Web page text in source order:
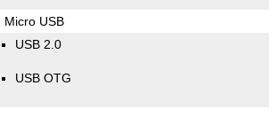
Micro USB
USB 2.0
USB OTG